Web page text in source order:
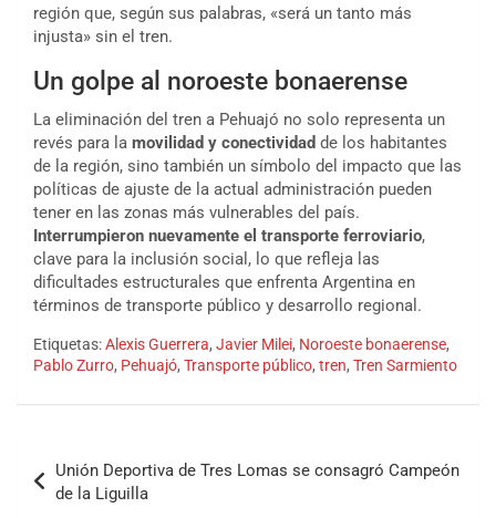
región que, según sus palabras, «será un tanto más
injusta» sin el tren.
Un golpe al noroeste bonaerense
La eliminación del tren a Pehuajó no solo representa un
revés para la movilidad y conectividad de los habitantes
de la región, sino también un símbolo del impacto que las
políticas de ajuste de la actual administración pueden
tener en las zonas más vulnerables del país.
Interrumpieron nuevamente el transporte ferroviario,
clave para la inclusión social, lo que refleja las
dificultades estructurales que enfrenta Argentina en
términos de transporte público y desarrollo regional.
Etiquetas:Alexis Guerrera, Javier Milei, Noroeste bonaerense,
Pablo Zurro, Pehuajó, Transporte público, tren, Tren Sarmiento
Unión Deportiva de Tres Lomas se consagró Campeón
de la Liguilla